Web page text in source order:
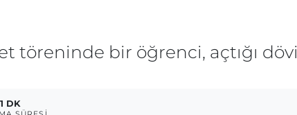
bir öğrenci, açtığı
1 DK